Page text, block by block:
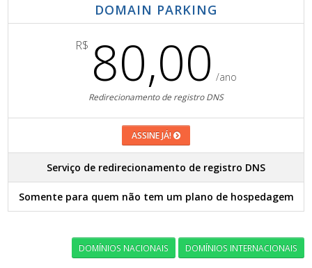
DOMAIN PARKING
R$ 80,00 /ano
Redirecionamento de registro DNS
ASSINE JÁ!
Serviço de redirecionamento de registro DNS
Somente para quem não tem um plano de hospedagem
DOMÍNIOS NACIONAIS DOMÍNIOS INTERNACIONAIS